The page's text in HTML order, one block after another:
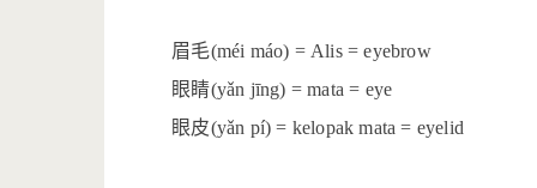
眉毛(méi máo) = Alis = eyebrow
眼睛(yǎn jīng) = mata = eye
眼皮(yǎn pí) = kelopak mata = eyelid